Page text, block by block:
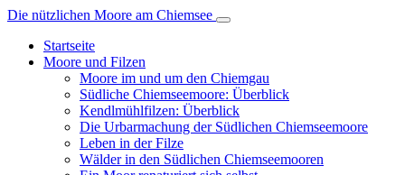
Die nützlichen Moore am Chiemsee
Startseite
Moore und Filzen
Moore im und um den Chiemgau
Südliche Chiemseemoore: Überblick
Kendlmühlfilzen: Überblick
Die Urbarmachung der Südlichen Chiemseemoore
Leben in der Filze
Wälder in den Südlichen Chiemseemooren